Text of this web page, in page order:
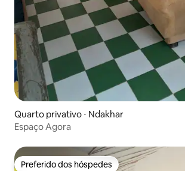
Quarto privativo ⋅ Ndakhar
Espaço Agora
Preferido dos hóspedes